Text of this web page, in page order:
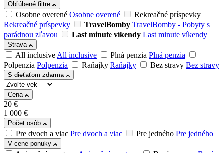
Obľúbené filtre
Osobne overené Osobne overené
Rekreačné príspevky
Rekreačné príspevky
TravelBomby TravelBomby - Pobyty s
parádnou zľavou
Last minute víkendy Last minute víkendy
Strava
All inclusiveAll inclusive Plná penzia Plná penzia
Polpenzia Polpenzia Raňajky Raňajky Bez stravy Bez stravy
S dieťaťom zdarma
Cena
20 €
1 000 €
Počet osôb
Pre dvoch a viac Pre dvoch a viac Pre jedného Pre jedného
V cene ponuky